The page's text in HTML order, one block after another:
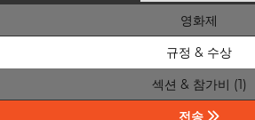
영화제
규정 & 수상
섹션 & 참가비 (1)
전송